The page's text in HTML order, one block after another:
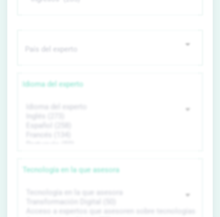
Idioma del experto
Tecnología en la que asesora